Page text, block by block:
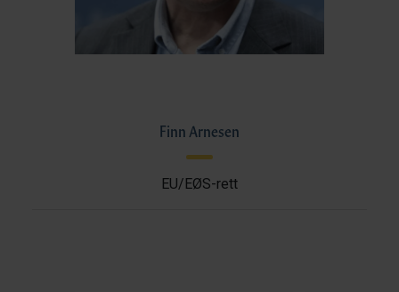
Finn Arnesen
EU/EØS-rett